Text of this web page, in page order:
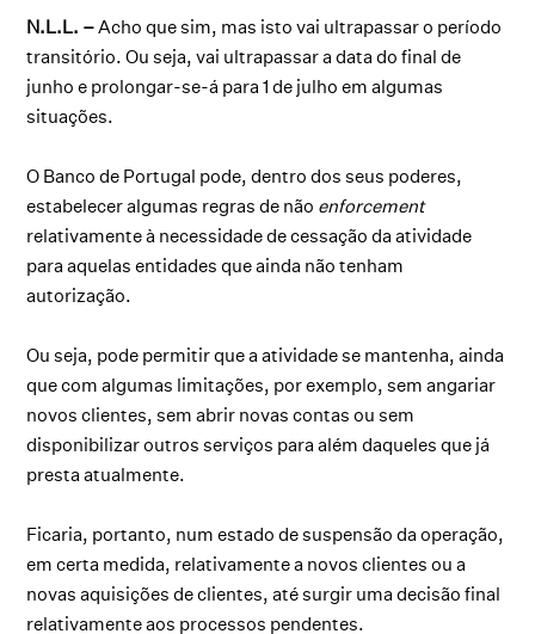
N.L.L. –Acho que sim, mas isto vai ultrapassar o período
transitório. Ou seja, vai ultrapassar a data do final de
junho e prolongar-se-á para 1 de julho em algumas
situações.
O Banco de Portugal pode, dentro dos seus poderes,
estabelecer algumas regras de não enforcement
relativamente à necessidade de cessação da atividade
para aquelas entidades que ainda não tenham
autorização.
Ou seja, pode permitir que a atividade se mantenha, ainda
que com algumas limitações, por exemplo, sem angariar
novos clientes, sem abrir novas contas ou sem
disponibilizar outros serviços para além daqueles que já
presta atualmente.
Ficaria, portanto, num estado de suspensão da operação,
em certa medida, relativamente a novos clientes ou a
novas aquisições de clientes, até surgir uma decisão final
relativamente aos processos pendentes.